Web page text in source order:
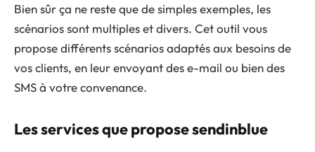
Bien sûr ça ne reste que de simples exemples, les
scénarios sont multiples et divers. Cet outil vous
propose différents scénarios adaptés aux besoins de
vos clients, en leur envoyant des e-mail ou bien des
SMS à votre convenance.
Les services que propose sendinblue